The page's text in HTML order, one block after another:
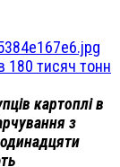
180 тисяч тонн
картоплі в
з